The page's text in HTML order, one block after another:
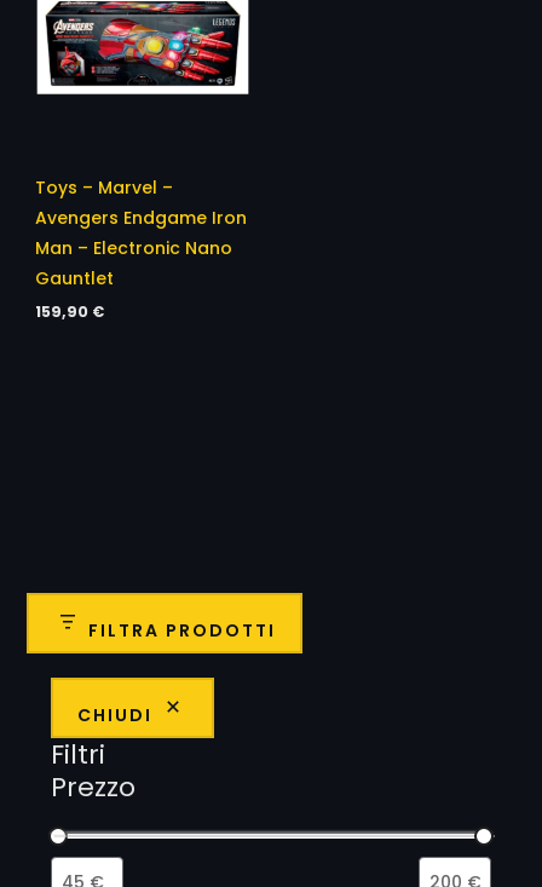
FILTRA PRODOTTI
CHIUDI
Filtri
Prezzo
Toys – Marvel –
Avengers Endgame Iron
Man – Electronic Nano
Gauntlet
159,90 €